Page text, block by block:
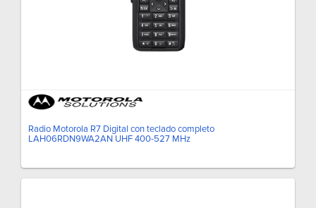
Radio Motorola R7 Digital con teclado completo
LAH06RDN9WA2AN UHF 400-527 MHz